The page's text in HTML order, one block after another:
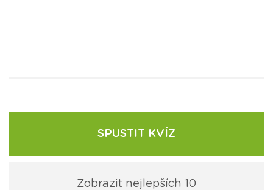
SPUSTIT KVÍZ
Zobrazit nejlepších 10